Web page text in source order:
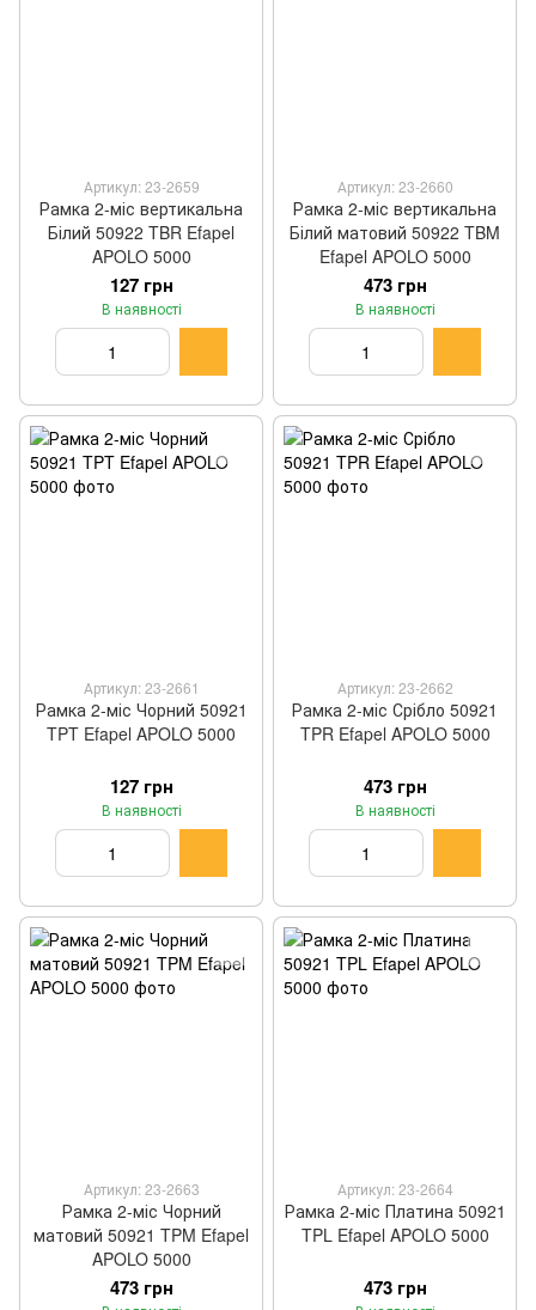
Артикул: 23-2659
Рамка 2-міс вертикальна
Білий 50922 TBR Efapel
APOLO 5000
127 грн
В наявності
Артикул: 23-2660
Рамка 2-міс вертикальна
Білий матовий 50922 TBM
Efapel APOLO 5000
473 грн
В наявності
Артикул: 23-2661
Рамка 2-міс Чорний 50921
TPT Efapel APOLO 5000
127 грн
В наявності
Артикул: 23-2662
Рамка 2-міс Срібло 50921
TPR Efapel APOLO 5000
473 грн
В наявності
Артикул: 23-2663
Рамка 2-міс Чорний
матовий 50921 TPM Efapel
APOLO 5000
473 грн
Артикул: 23-2664
Рамка 2-міс Платина 50921
TPL Efapel APOLO 5000
473 грн